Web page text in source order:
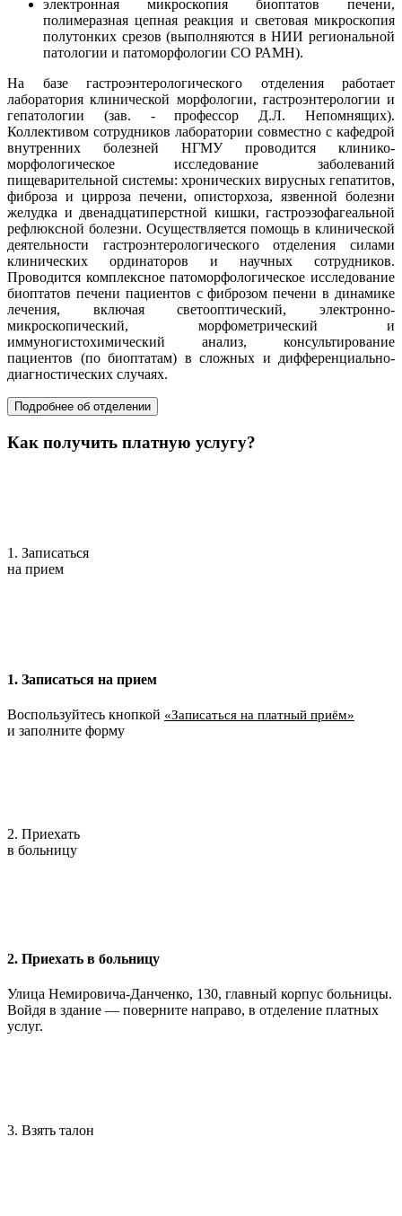
электронная микроскопия биоптатов печени,
полимеразная цепная реакция и световая микроскопия
полутонких срезов (выполняются в НИИ региональной
патологии и патоморфологии СО РАМН).
На базе гастроэнтерологического отделения работает
лаборатория клинической морфологии, гастроэнтерологии и
гепатологии (зав. - профессор Д.Л. Непомнящих).
Коллективом сотрудников лаборатории совместно с кафедрой
внутренних болезней НГМУ проводится клинико-
морфологическое исследование заболеваний
пищеварительной системы: хронических вирусных гепатитов,
фиброза и цирроза печени, описторхоза, язвенной болезни
желудка и двенадцатиперстной кишки, гастроэзофагеальной
рефлюксной болезни. Осуществляется помощь в клинической
деятельности гастроэнтерологического отделения силами
клинических ординаторов и научных сотрудников.
Проводится комплексное патоморфологическое исследование
биоптатов печени пациентов с фиброзом печени в динамике
лечения, включая светооптический, электронно-
микроскопический, морфометрический и
иммуногистохимический анализ, консультирование
пациентов (по биоптатам) в сложных и дифференциально-
диагностических случаях.
Подробнее об отделении
Как получить платную услугу?
1. Записаться
на прием
1. Записаться на прием
Воспользуйтесь кнопкой «Записаться на платный приём»
и заполните форму
2. Приехать
в больницу
2. Приехать в больницу
Улица Немировича-Данченко, 130, главный корпус больницы.
Войдя в здание — поверните направо, в отделение платных
услуг.
3. Взять талон